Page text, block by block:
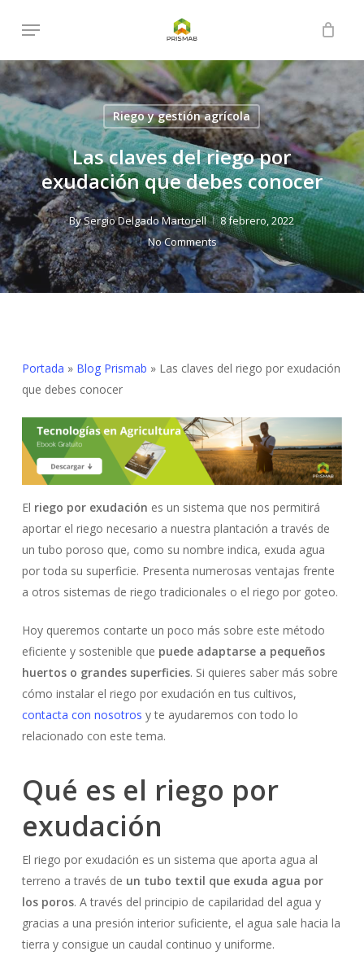
content
Menu
Close
Riego y gestión agrícola
Las claves del riego por
exudación que debes conocer
BySergio Delgado Martorell
8 febrero, 2022
No Comments
Portada » Blog Prismab » Las claves del riego por exudación
que debes conocer
El riego por exudación es un sistema que nos permitirá
aportar el riego necesario a nuestra plantación a través de
un tubo poroso que, como su nombre indica, exuda agua
por toda su superficie. Presenta numerosas ventajas frente
a otros sistemas de riego tradicionales o el riego por goteo.
Hoy queremos contarte un poco más sobre este método
eficiente y sostenible que puede adaptarse a pequeños
huertos o grandes superficies. Si quieres saber más sobre
cómo instalar el riego por exudación en tus cultivos,
contacta con nosotros y te ayudaremos con todo lo
relacionado con este tema.
Qué es el riego por
exudación
El riego por exudación es un sistema que aporta agua al
terreno a través de un tubo textil que exuda agua por
los poros. A través del principio de capilaridad del agua y
gracias a una presión interior suficiente, el agua sale hacia la
tierra y consigue un caudal continuo y uniforme.